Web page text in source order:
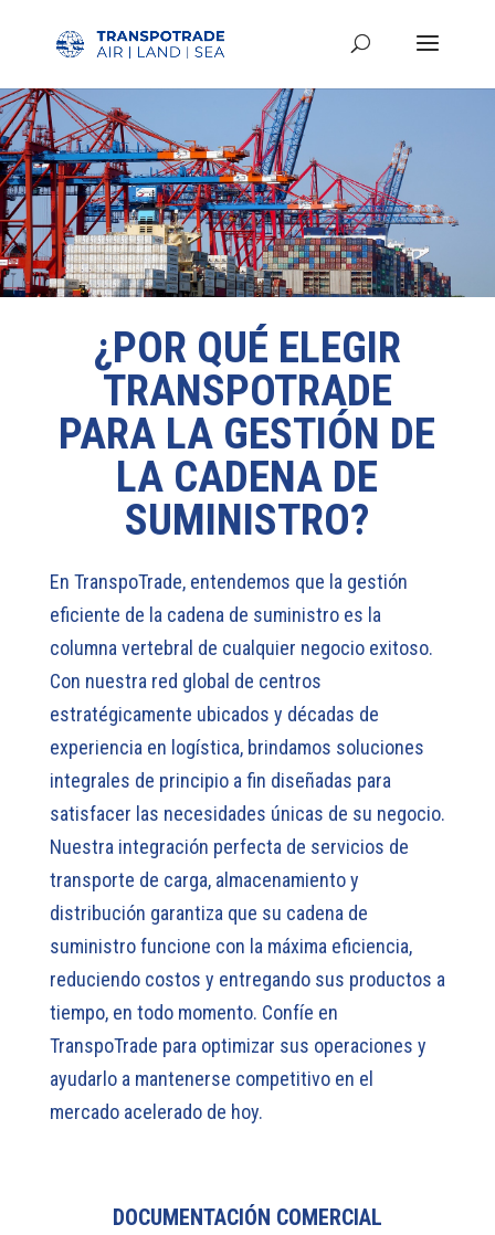
¿POR QUÉ ELEGIR
TRANSPOTRADE
PARA LA GESTIÓN DE
LA CADENA DE
SUMINISTRO?
En TranspoTrade, entendemos que la gestión
eficiente de la cadena de suministro es la
columna vertebral de cualquier negocio exitoso.
Con nuestra red global de centros
estratégicamente ubicados y décadas de
experiencia en logística, brindamos soluciones
integrales de principio a fin diseñadas para
satisfacer las necesidades únicas de su negocio.
Nuestra integración perfecta de servicios de
transporte de carga, almacenamiento y
distribución garantiza que su cadena de
suministro funcione con la máxima eficiencia,
reduciendo costos y entregando sus productos a
tiempo, en todo momento. Confíe en
TranspoTrade para optimizar sus operaciones y
ayudarlo a mantenerse competitivo en el
mercado acelerado de hoy.
DOCUMENTACIÓN COMERCIAL